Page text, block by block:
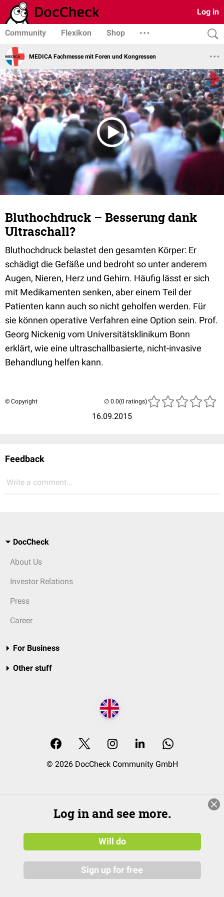
Log in
Community Flexikon Shop
MEDICA Fachmesse mit Foren und Kongressen
Bluthochdruck – Besserung dank
Ultraschall?
Bluthochdruck belastet den gesamten Körper: Er
schädigt die Gefäße und bedroht so unter anderem
Augen, Nieren, Herz und Gehirn. Häufig lässt er sich
mit Medikamenten senken, aber einem Teil der
Patienten kann auch so nicht geholfen werden. Für
sie können operative Verfahren eine Option sein. Prof.
Georg Nickenig vom Universitätsklinikum Bonn
erklärt, wie eine ultraschallbasierte, nicht-invasive
Behandlung helfen kann.
© Copyright
16.09.2015
(0 ratings)
Feedback
Write a comment...
DocCheck
About Us
Investor Relations
Press
Career
For Business
Other stuff
© 2026 DocCheck Community GmbH
Log in and see more.
Will do
Sign up for free